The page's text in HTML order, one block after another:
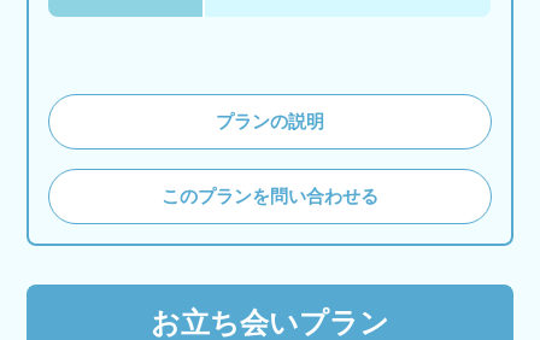
プランの説明
このプランを問い合わせる
お立ち会いプラン